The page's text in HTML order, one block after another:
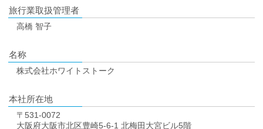
旅行業取扱管理者
高橋 智子
名称
株式会社ホワイトストーク
本社所在地
〒531-0072
大阪府大阪市北区豊崎5-6-1 北梅田大宮ビル5階